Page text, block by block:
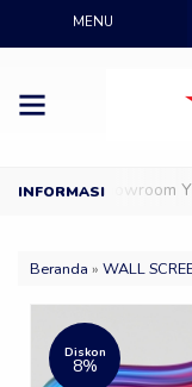
MENU
ke Showroom
Beranda » WALL
Diskon
8%